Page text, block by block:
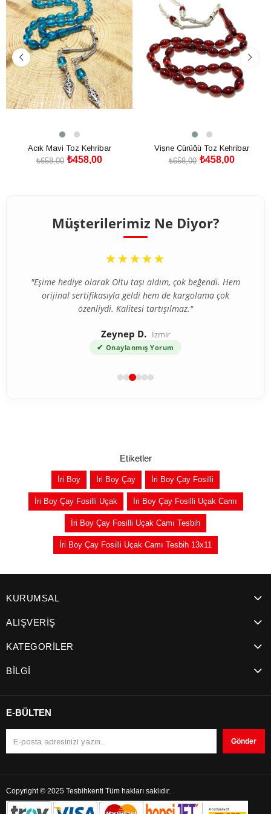
Acık Mavi Toz Kehribar
₺458,00
₺658,00
Vişne Çürüğü Toz Kehribar
₺458,00
₺658,00
Müşterilerimiz Ne Diyor?
“
★★★★★
"Eşime hediye olarak Oltu taşı aldım, çok beğendi. Hem
orijinal sertifikasıyla geldi hem de kargolama çok
özenliydi. Kalitesi tartışılmaz."
Zeynep D. İzmir
✔ Onaylanmış Yorum
Etiketler
İri Boy İri Boy Çay İri Boy Çay Fosilli
İri Boy Çay Fosilli Uçak İri Boy Çay Fosilli Uçak Camı
İri Boy Çay Fosilli Uçak Camı Tesbih
İri Boy Çay Fosilli Uçak Camı Tesbih 13x11
KURUMSAL
ALIŞVERİŞ
KATEGORİLER
BİLGİ
E-BÜLTEN
Gönder
Copyright © 2025 Tesbihkenti Tüm hakları saklıdır.